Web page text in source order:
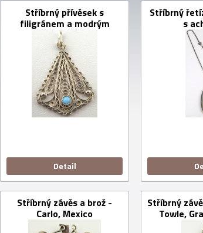
Stříbrný přívěsek s
filigránem a modrým
korálkem
Detail
Stříbrný
s
Stříbrný závěs a brož -
Carlo, Mexico
Stříbrný
Towle,